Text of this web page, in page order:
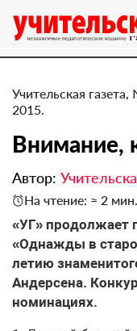
Учительская
2015.
Внимание,
Автор:
На чтение: ≈ 2 мин.
«УГ» продолжает
«Однажды в
летию
Андерсена.
номинациях.